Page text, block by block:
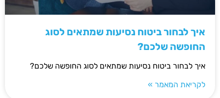
איך לבחור ביטוח נסיעות שמתאים לסוג
החופשה שלכם?
איך לבחור ביטוח נסיעות שמתאים לסוג החופשה שלכם?
לקריאת המאמר »